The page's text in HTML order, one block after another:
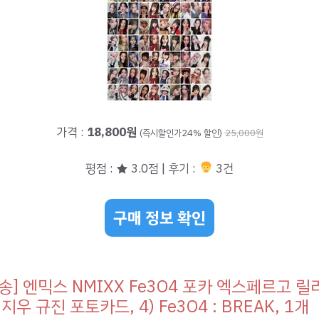
가격 : 18,800원 (즉시할인가24% 할인) 25,000원
평점 : ★ 3.0점 | 후기 : 3건
구매 정보 확인
] 엔믹스 NMIXX Fe3O4 포카 엑스페르고 릴
우 규진 포토카드, 4) Fe3O4 : BREAK, 1개